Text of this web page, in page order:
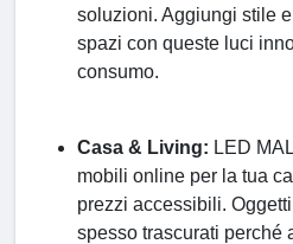
soluzioni. Aggiungi stile
spazi con queste luci
consumo.
Casa & Living: LED
mobili online per la tua
prezzi accessibili.
spesso trascurati perché